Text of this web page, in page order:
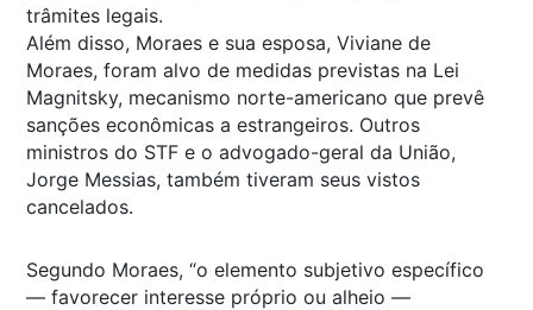
trâmites legais.
Além disso, Moraes e sua esposa, Viviane de
Moraes, foram alvo de medidas previstas na Lei
Magnitsky, mecanismo norte-americano que prevê
sanções econômicas a estrangeiros. Outros
ministros do STF e o advogado-geral da União,
Jorge Messias, também tiveram seus vistos
cancelados.
Segundo Moraes, “o elemento subjetivo específico
— favorecer interesse próprio ou alheio —